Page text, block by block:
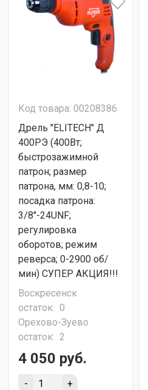
Код товара: 00208386
Дрель "ELITECH" Д
400РЭ (400Вт;
быстрозажимной
патрон; размер
патрона, мм: 0,8-10;
посадка патрона:
3/8"-24UNF;
регулировка
оборотов; режим
реверса; 0-2900 об/
мин) СУПЕР АКЦИЯ!!!
Воскресенск
остаток: 0
Орехово-Зуево
остаток: 2
4 050 руб.
- +